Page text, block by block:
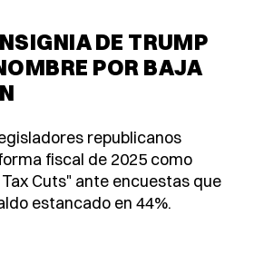
DE TRUMP
POR BAJA
republicanos
fiscal de 2025 como
Cuts" ante encuestas que
estancado en 44%.